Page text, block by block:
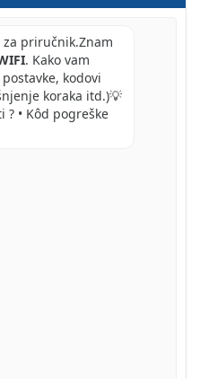
za priručnik.Znam
. Kako vam
kodovi
koraka itd.)💡
? • Kôd pogreške